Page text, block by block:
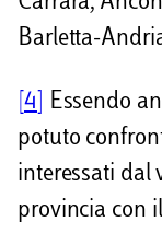
Barletta-
[4]
Essendo
potuto
interessati dal
provincia con